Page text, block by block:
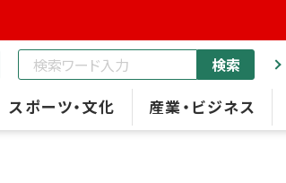
スポーツ・文化 産業・ビジネス
検索